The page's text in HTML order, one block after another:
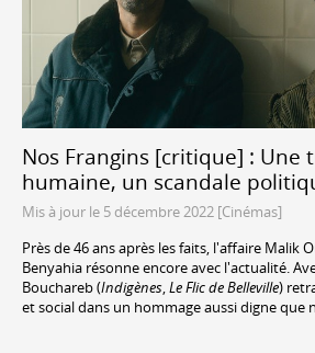
Nos Frangins [critique] : Une
humaine, un scandale
Mis à jour le 5 décembre 2022 [Cinémas]
Près de 46 ans après les faits, l'affaire Malik
Benyahia résonne encore avec l'actualité.
Bouchareb (Indigènes,Le Flic de Belleville)
et social dans un hommage aussi digne que